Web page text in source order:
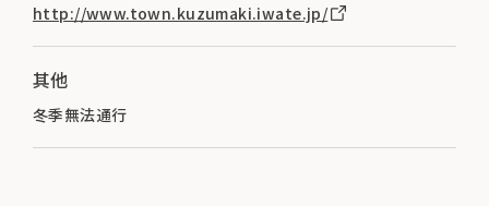
http://www.town.kuzumaki.iwate.jp/
其他
冬季無法通行